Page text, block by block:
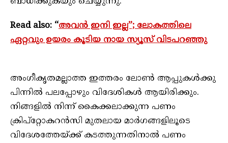
Read also: “അവൻ ഇനി ഇല്ല”; ലോകത്തിലെ
ഏറ്റവും ഉയരം കൂടിയ നായ സ്യൂസ് വിടപറഞ്ഞു
അംഗീകൃതമല്ലാത്ത ഇത്തരം ലോണ്‍ ആപ്പുകള്‍ക്കു
പിന്നിൽ പലപ്പോഴും വിദേശികള്‍ ആയിരിക്കും.
നിങ്ങളില്‍ നിന്ന് കൈക്കലാക്കുന്ന പണം
ക്രിപ്റ്റോകറന്‍സി മുതലായ മാര്‍ഗങ്ങളിലൂടെ
വിദേശത്തേയ്ക്ക് കടത്തുന്നതിനാൽ പണം